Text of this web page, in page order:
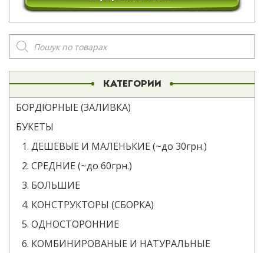
Поиск
товаров
КАТЕГОРИИ
БОРДЮРНЫЕ (ЗАЛИВКА)
БУКЕТЫ
1. ДЕШЕВЫЕ И МАЛЕНЬКИЕ (~до 30грн.)
2. СРЕДНИЕ (~до 60грн.)
3. БОЛЬШИЕ
4. КОНСТРУКТОРЫ (СБОРКА)
5. ОДНОСТОРОННИЕ
6. КОМБИНИРОВАНЫЕ И НАТУРАЛЬНЫЕ